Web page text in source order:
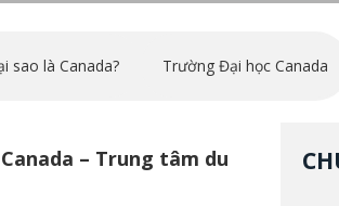
sao là Canada? Trường Đại học Canada
– Trung tâm du